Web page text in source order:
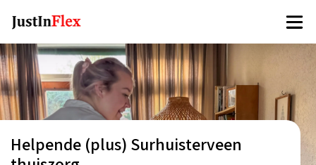
Helpende (plus) Surhuisterveen